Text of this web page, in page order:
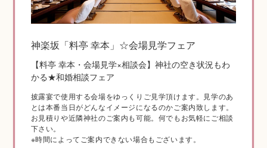
神前式とは
神楽坂「料亭 幸本」☆会場見学フェア
【料亭 幸本・会場見学×相談会】神社の空き状況もわ
かる★和婚相談フェア
披露宴で使用する会場をゆっくりご見学頂けます。見学のあ
とは本番当日がどんなイメージになるのかご案内致します。
お見積りや近隣神社のご案内も可能。何でもお気軽にご相談
下さい。
※時間によってご案内できない場合もございます。